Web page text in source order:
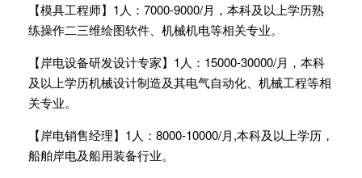
【模具工程师】1人：7000-9000/月，本科及以上学历熟
练操作二三维绘图软件、机械机电等相关专业。
【岸电设备研发设计专家】1人：15000-30000/月，本科
及以上学历机械设计制造及其电气自动化、机械工程等相
关专业。
【岸电销售经理】1人：8000-10000/月,本科及以上学历，
船舶岸电及船用装备行业。